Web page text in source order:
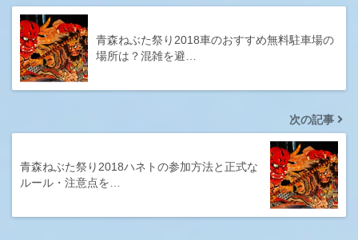
青森ねぶた祭り2018車のおすすめ無料駐車場の
場所は？混雑を避…
次の記事
青森ねぶた祭り2018ハネトの参加方法と正式な
ルール・注意点を…